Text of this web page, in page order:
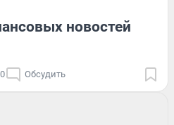
новостей
Обсудить